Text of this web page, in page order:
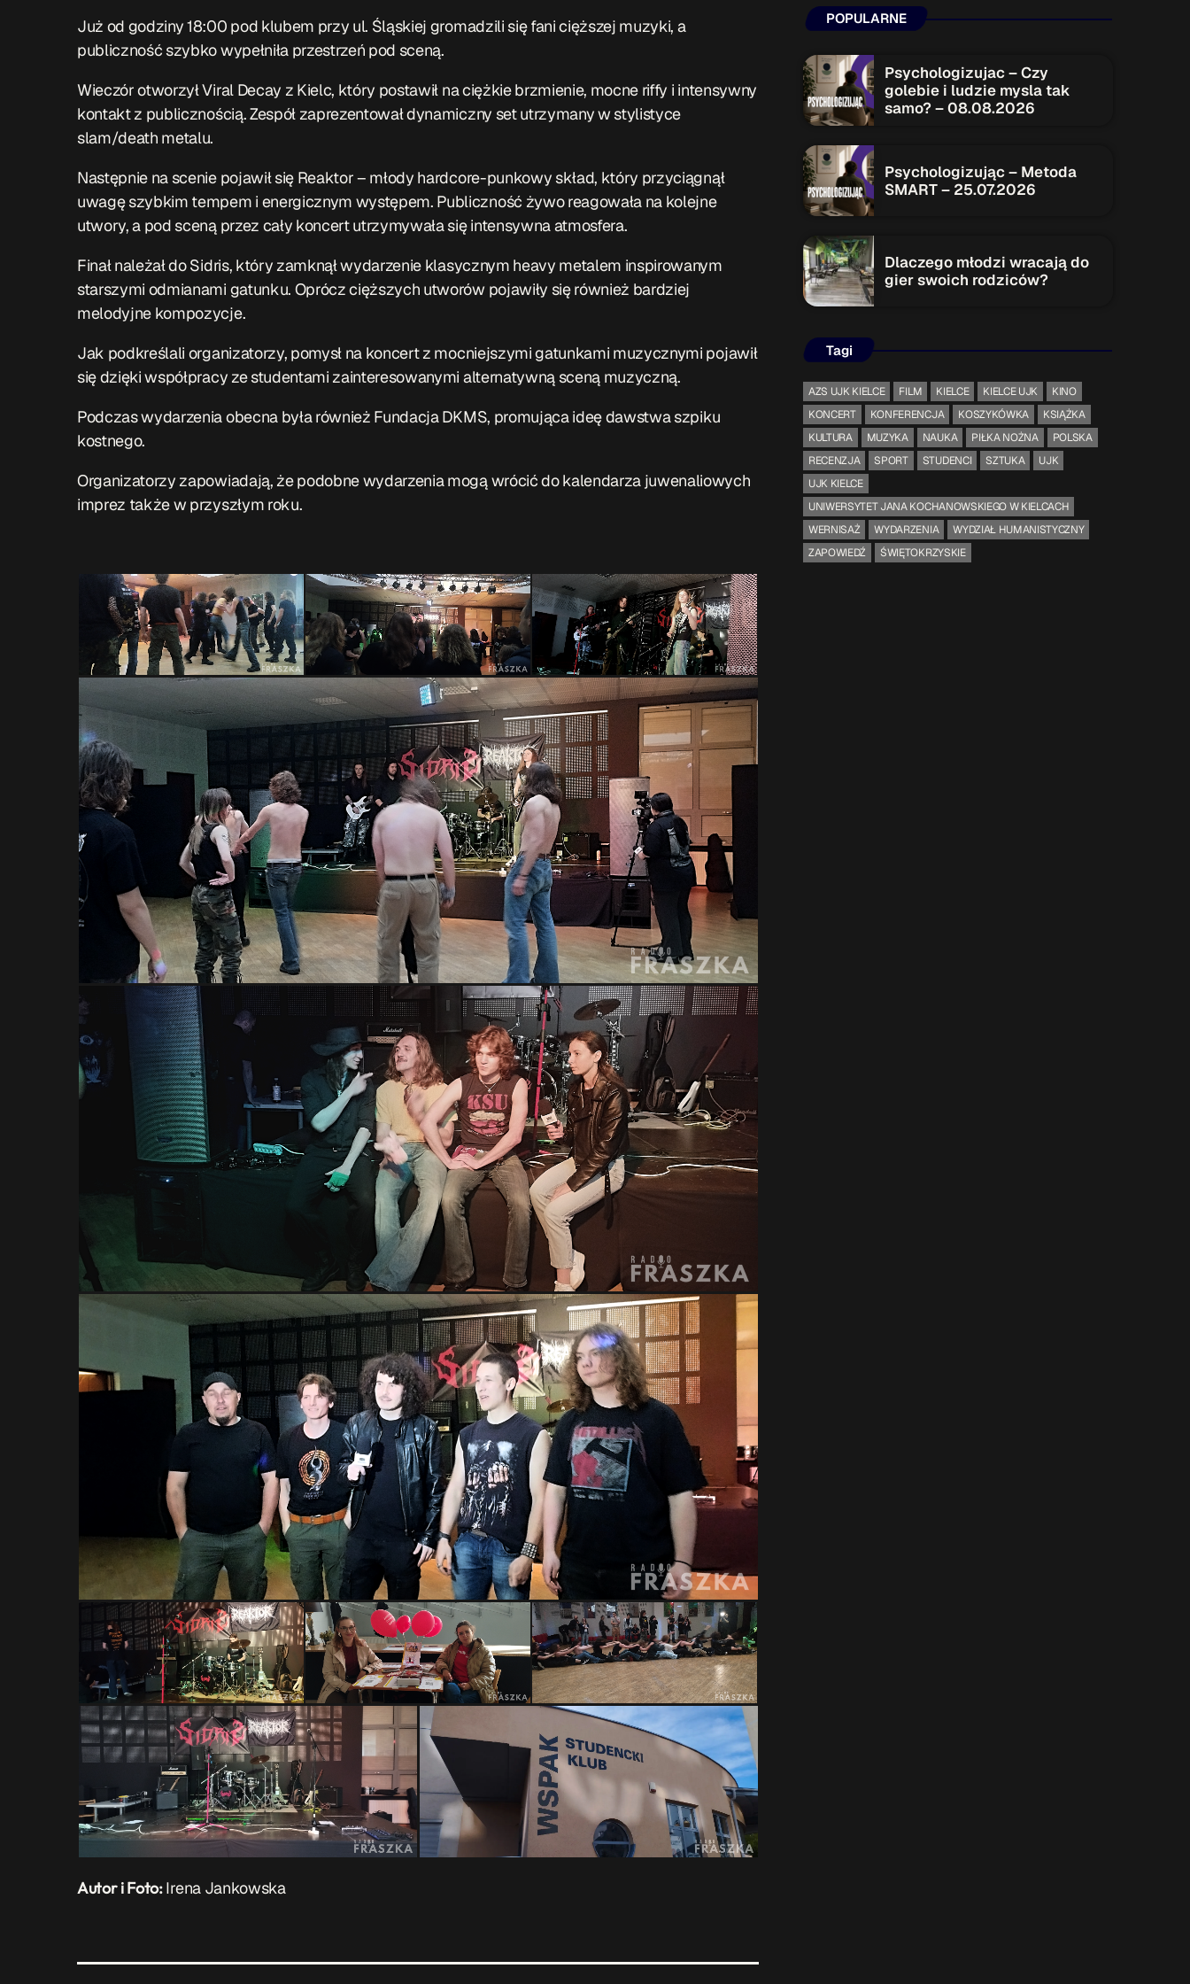
Już od godziny 18:00 pod klubem przy ul. Śląskiej gromadzili się fani cięższej muzyki, a
publiczność szybko wypełniła przestrzeń pod sceną.
Wieczór otworzył Viral Decay z Kielc, który postawił na ciężkie brzmienie, mocne riffy i intensywny
kontakt z publicznością. Zespół zaprezentował dynamiczny set utrzymany w stylistyce
slam/death metalu.
Następnie na scenie pojawił się Reaktor – młody hardcore-punkowy skład, który przyciągnął
uwagę szybkim tempem i energicznym występem. Publiczność żywo reagowała na kolejne
utwory, a pod sceną przez cały koncert utrzymywała się intensywna atmosfera.
Finał należał do Sidris, który zamknął wydarzenie klasycznym heavy metalem inspirowanym
starszymi odmianami gatunku. Oprócz cięższych utworów pojawiły się również bardziej
melodyjne kompozycje.
Jak podkreślali organizatorzy, pomysł na koncert z mocniejszymi gatunkami muzycznymi pojawił
się dzięki współpracy ze studentami zainteresowanymi alternatywną sceną muzyczną.
Podczas wydarzenia obecna była również Fundacja DKMS, promująca ideę dawstwa szpiku
kostnego.
Organizatorzy zapowiadają, że podobne wydarzenia mogą wrócić do kalendarza juwenaliowych
imprez także w przyszłym roku.
Autor i Foto:Irena Jankowska
POPULARNE
Psychologizujac – Czy
golebie i ludzie mysla tak
samo? – 08.08.2026
Psychologizując – Metoda
SMART – 25.07.2026
Dlaczego młodzi wracają do
gier swoich rodziców?
Tagi
AZS UJK KIELCE FILM KIELCE KIELCE UJK
KINO
KONCERT
KONFERENCJA KOSZYKÓWKA
KSIĄŻKA
KULTURA
MUZYKA NAUKA PIŁKA NOŻNA
POLSKA
RECENZJA
SPORT STUDENCI SZTUKA
UJK
UJK KIELCE
UNIWERSYTET JANA KOCHANOWSKIEGO W KIELCACH
WERNISAŻ
WYDARZENIA
WYDZIAŁ HUMANISTYCZNY
ZAPOWIEDŹ
ŚWIĘTOKRZYSKIE